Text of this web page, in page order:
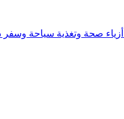
أزياء صحة وتغذية سياحة وسفر